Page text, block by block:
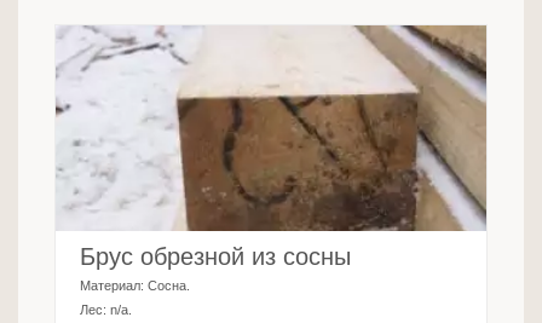
Брус обрезной из сосны
Материал: Сосна.
Лес: n/a.